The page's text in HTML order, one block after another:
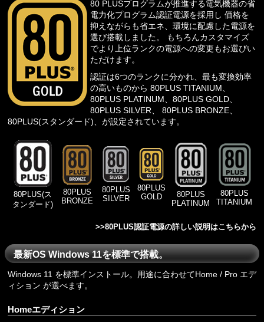
80 PLUSプログラムが推進する電気機器の省
電力化プログラム認証電源を採用し 価格を
抑えながらも省エネ、環境に配慮した電源を
選び搭載しました。 もちろんカスタマイズ
でより上位ランクの電源への変更もお選びい
ただけます。
認証は6つのランクに分かれ、最も変換効率
の高いものから 80PLUS TITANIUM、
80PLUS PLATINUM、80PLUS GOLD、
80PLUS SILVER、 80PLUS BRONZE、
80PLUS(スタンダード)、が設定されています。
80PLUS(ス
タンダード)
80PLUS
BRONZE
80PLUS
SILVER
80PLUS
GOLD
80PLUS
PLATINUM
80PLUS
TITANIUM
>>80PLUS認証電源の詳しい説明はこちらから
最新OS Windows 11を標準で搭載。
Windows 11 を標準インストール。用途に合わせてHome / Pro エデ
ィション が選べます。
Homeエディション